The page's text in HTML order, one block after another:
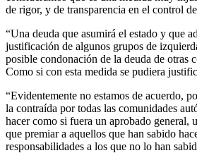
de rigor, y de transparencia en el control
“Una deuda que asumirá el estado y que
justificación de algunos grupos de
posible condonación de la deuda de otras
Como si con esta medida se pudiera
“Evidentemente no estamos de acuerdo,
la contraída por todas las comunidades
hacer como si fuera un aprobado general,
que premiar a aquellos que han sabido
responsabilidades a los que no lo han